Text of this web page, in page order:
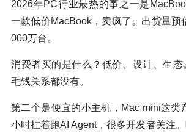
2026年PC行业最热的事之一是
一款低价MacBook，卖疯了。出货量预
000万台。
消费者买的是什么？低价、设计、生
毛钱关系都没有。
第二个是便宜的小主机，Mac mini这类
小时挂着跑AI Agent，很多开发者关注